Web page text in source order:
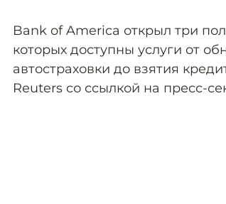
Bank of America открыл три
которых доступны услуги от
автостраховки до взятия
Reuters со ссылкой на пресс-